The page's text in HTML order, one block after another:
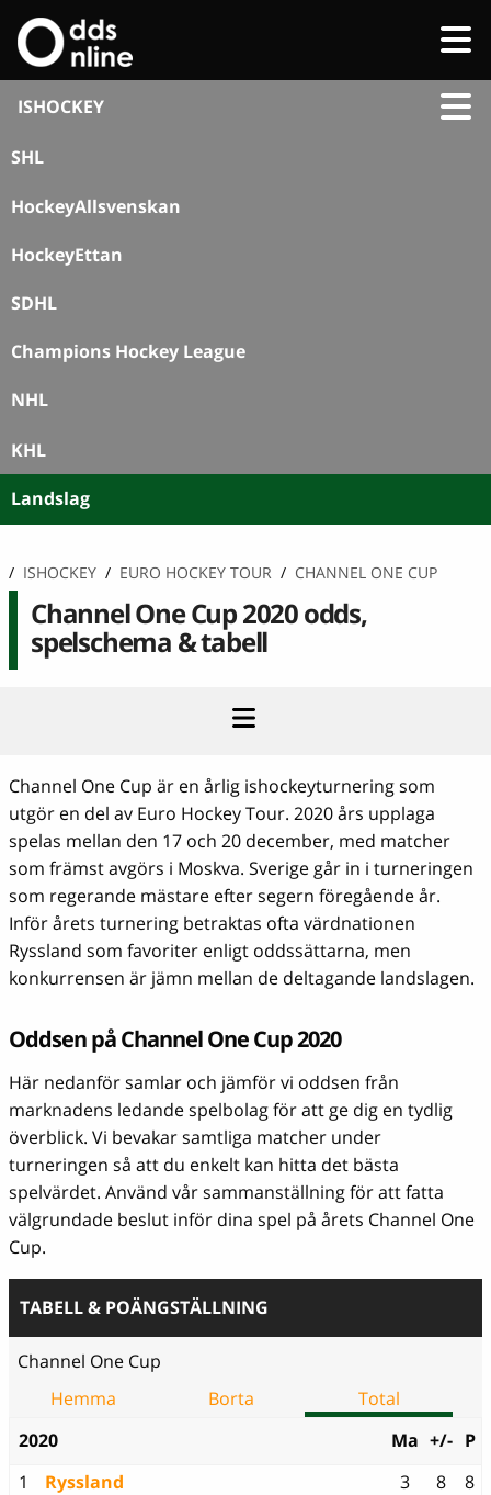
ISHOCKEY
SHL
HockeyAllsvenskan
HockeyEttan
SDHL
Champions Hockey League
NHL
KHL
Landslag
/ ISHOCKEY / EURO HOCKEY TOUR / CHANNEL ONE CUP
Channel One Cup 2020 odds,
spelschema & tabell
Channel One Cup är en årlig ishockeyturnering som
utgör en del av Euro Hockey Tour. 2020 års upplaga
spelas mellan den 17 och 20 december, med matcher
som främst avgörs i Moskva. Sverige går in i turneringen
som regerande mästare efter segern föregående år.
Inför årets turnering betraktas ofta värdnationen
Ryssland som favoriter enligt oddssättarna, men
konkurrensen är jämn mellan de deltagande landslagen.
Oddsen på Channel One Cup 2020
Här nedanför samlar och jämför vi oddsen från
marknadens ledande spelbolag för att ge dig en tydlig
överblick. Vi bevakar samtliga matcher under
turneringen så att du enkelt kan hitta det bästa
spelvärdet. Använd vår sammanställning för att fatta
välgrundade beslut inför dina spel på årets Channel One
Cup.
TABELL & POÄNGSTÄLLNING
Channel One Cup
Hemma
Borta
Total
2020
Ma +/- P
1
Ryssland 3 8
8